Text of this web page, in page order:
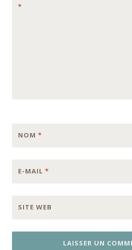
*
NOM *
E-MAIL *
SITE WEB